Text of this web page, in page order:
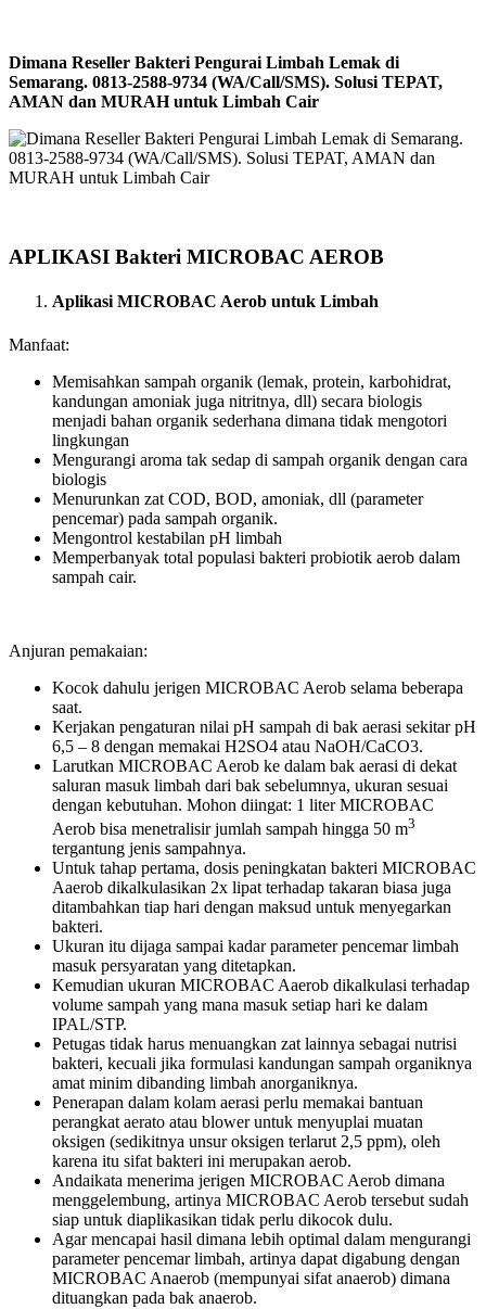
Dimana Reseller Bakteri Pengurai Limbah Lemak di
Semarang. 0813-2588-9734 (WA/Call/SMS). Solusi TEPAT,
AMAN dan MURAH untuk Limbah Cair
APLIKASI Bakteri MICROBAC AEROB
Aplikasi MICROBAC Aerob untuk Limbah
Manfaat:
Memisahkan sampah organik (lemak, protein, karbohidrat,
kandungan amoniak juga nitritnya, dll) secara biologis
menjadi bahan organik sederhana dimana tidak mengotori
lingkungan
Mengurangi aroma tak sedap di sampah organik dengan cara
biologis
Menurunkan zat COD, BOD, amoniak, dll (parameter
pencemar) pada sampah organik.
Mengontrol kestabilan pH limbah
Memperbanyak total populasi bakteri probiotik aerob dalam
sampah cair.
Anjuran pemakaian:
Kocok dahulu jerigen MICROBAC Aerob selama beberapa
saat.
Kerjakan pengaturan nilai pH sampah di bak aerasi sekitar pH
6,5 – 8 dengan memakai H2SO4 atau NaOH/CaCO3.
Larutkan MICROBAC Aerob ke dalam bak aerasi di dekat
saluran masuk limbah dari bak sebelumnya, ukuran sesuai
dengan kebutuhan. Mohon diingat: 1 liter MICROBAC
Aerob bisa menetralisir jumlah sampah hingga 50 m3
tergantung jenis sampahnya.
Untuk tahap pertama, dosis peningkatan bakteri MICROBAC
Aaerob dikalkulasikan 2x lipat terhadap takaran biasa juga
ditambahkan tiap hari dengan maksud untuk menyegarkan
bakteri.
Ukuran itu dijaga sampai kadar parameter pencemar limbah
masuk persyaratan yang ditetapkan.
Kemudian ukuran MICROBAC Aaerob dikalkulasi terhadap
volume sampah yang mana masuk setiap hari ke dalam
IPAL/STP.
Petugas tidak harus menuangkan zat lainnya sebagai nutrisi
bakteri, kecuali jika formulasi kandungan sampah organiknya
amat minim dibanding limbah anorganiknya.
Penerapan dalam kolam aerasi perlu memakai bantuan
perangkat aerato atau blower untuk menyuplai muatan
oksigen (sedikitnya unsur oksigen terlarut 2,5 ppm), oleh
karena itu sifat bakteri ini merupakan aerob.
Andaikata menerima jerigen MICROBAC Aerob dimana
menggelembung, artinya MICROBAC Aerob tersebut sudah
siap untuk diaplikasikan tidak perlu dikocok dulu.
Agar mencapai hasil dimana lebih optimal dalam mengurangi
parameter pencemar limbah, artinya dapat digabung dengan
MICROBAC Anaerob (mempunyai sifat anaerob) dimana
dituangkan pada bak anaerob.